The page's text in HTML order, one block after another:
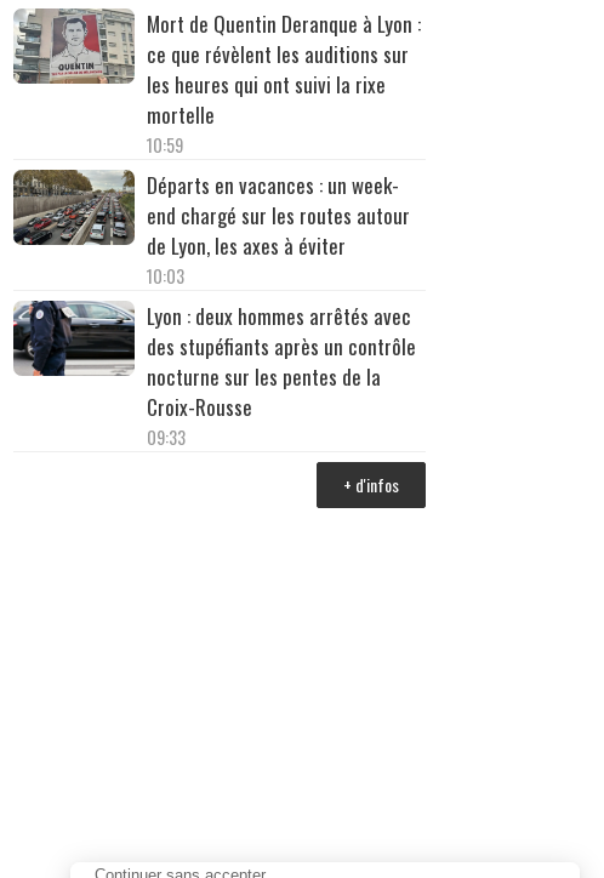
Mort de Quentin Deranque à Lyon :
ce que révèlent les auditions sur
les heures qui ont suivi la rixe
mortelle
10:59
Départs en vacances : un week-
end chargé sur les routes autour
de Lyon, les axes à éviter
10:03
Lyon : deux hommes arrêtés avec
des stupéfiants après un contrôle
nocturne sur les pentes de la
Croix-Rousse
09:33
+ d'infos